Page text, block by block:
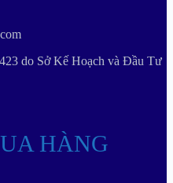
do Sở Kế Hoạch và Đầu Tư
HÀNG